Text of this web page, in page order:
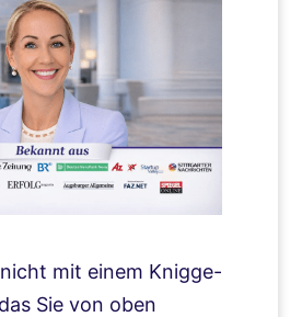
mit einem Knigge-
Sie von oben